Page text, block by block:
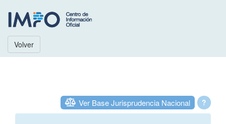
Volver
?
Ver Base Jurisprudencia Nacional